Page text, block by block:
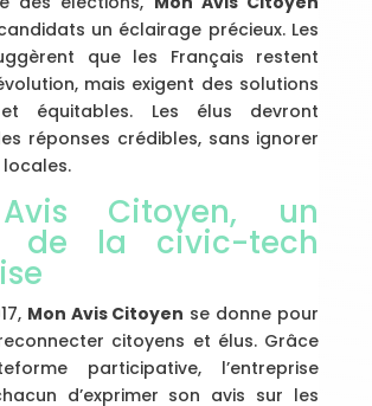
un éclairage précieux. Les
que les Français restent
mais exigent des solutions
équitables. Les élus devront
réponses crédibles, sans ignorer
Citoyen, un
de la civic-tech
Mon Avis Citoyen se donne pour
citoyens et élus. Grâce
participative, l’entreprise
d’exprimer son avis sur les